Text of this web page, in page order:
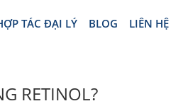
TÁC ĐẠI LÝ BLOG LIÊN HỆ
RETINOL?